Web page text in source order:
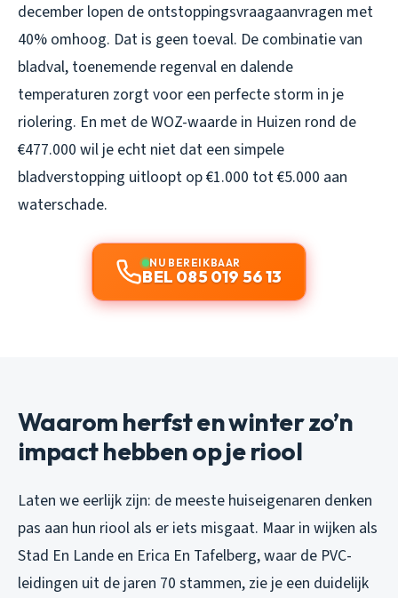
december lopen de ontstoppingsvraagaanvragen met
40% omhoog. Dat is geen toeval. De combinatie van
bladval, toenemende regenval en dalende
temperaturen zorgt voor een perfecte storm in je
riolering. En met de WOZ-waarde in Huizen rond de
€477.000 wil je echt niet dat een simpele
bladverstopping uitloopt op €1.000 tot €5.000 aan
waterschade.
NU BEREIKBAAR
BEL 085 019 56 13
Waarom herfst en winter zo’n
impact hebben op je riool
Laten we eerlijk zijn: de meeste huiseigenaren denken
pas aan hun riool als er iets misgaat. Maar in wijken als
Stad En Lande en Erica En Tafelberg, waar de PVC-
leidingen uit de jaren 70 stammen, zie je een duidelijk